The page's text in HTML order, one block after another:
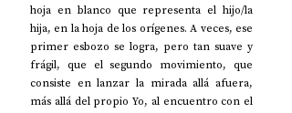
hoja en blanco que representa el hijo/la
hija, en la hoja de los orígenes. A veces, ese
primer esbozo se logra, pero tan suave y
frágil, que el segundo movimiento, que
consiste en lanzar la mirada allá afuera,
más allá del propio Yo, al encuentro con el